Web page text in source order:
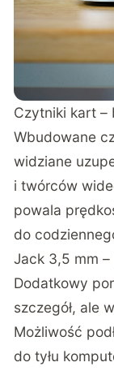
Czytniki kart –
Wbudowane
widziane
i twórców
powala
do
Jack 3,5 mm
Dodatkowy
szczegół, ale
Możliwość
do tyłu